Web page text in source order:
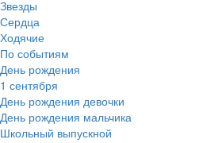
Звезды
Сердца
Ходячие
По событиям
День рождения
1 сентября
День рождения девочки
День рождения мальчика
Школьный выпускной